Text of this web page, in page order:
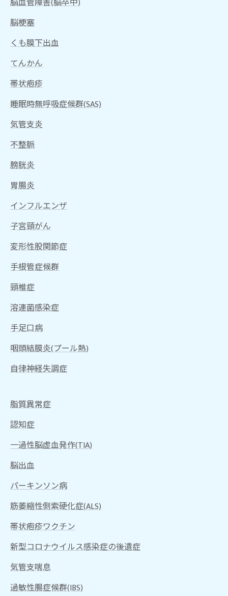
脳血管障害(脳卒中)
脳梗塞
くも膜下出血
てんかん
帯状疱疹
睡眠時無呼吸症候群(SAS)
気管支炎
不整脈
膀胱炎
胃腸炎
インフルエンザ
子宮頸がん
変形性股関節症
手根管症候群
頸椎症
溶連菌感染症
手足口病
咽頭結膜炎(プール熱)
自律神経失調症
脂質異常症
認知症
一過性脳虚血発作(TIA)
脳出血
パーキンソン病
筋萎縮性側索硬化症(ALS)
帯状疱疹ワクチン
新型コロナウイルス感染症の後遺症
気管支喘息
過敏性腸症候群(IBS)